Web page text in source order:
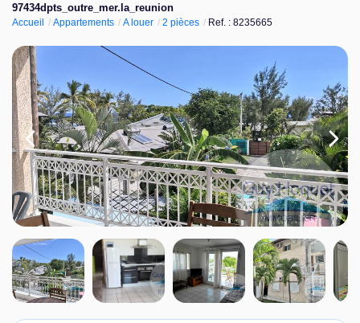
Vendre
Louer
Faire gérer
Nos agences
Nous contacter
97434dpts_outre_mer.la_reunion
Accueil Appartements A louer 2 pièces Ref. : 8235665